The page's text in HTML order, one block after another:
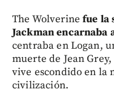
The Wolverinefue la
Jackman encarnaba
centraba en Logan,
muerte de Jean
vive escondido en la
civilización.